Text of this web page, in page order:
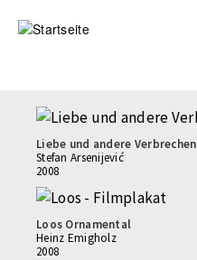
zum
Liebe und andere Verbrechen
Stefan Arsenijević
2008
Loos Ornamental
Heinz Emigholz
2008